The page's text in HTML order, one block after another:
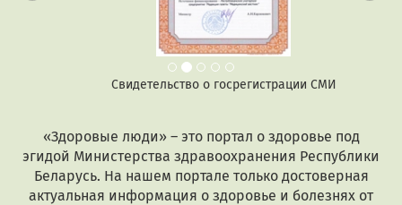
Свидетельство о госрегистрации СМИ
«Здоровые люди» – это портал о здоровье под
эгидой Министерства здравоохранения Республики
Беларусь. На нашем портале только достоверная
актуальная информация о здоровье и болезнях от